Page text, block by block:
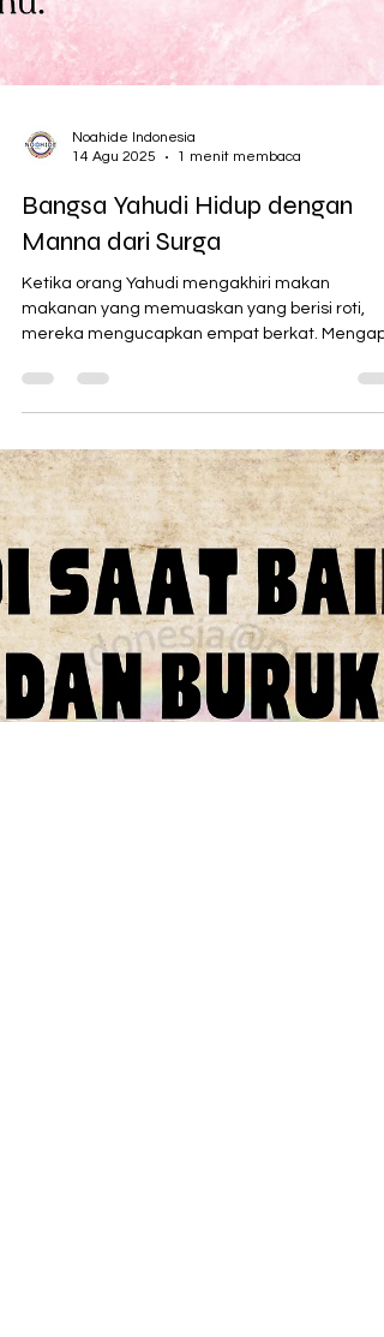
Noahide Indonesia
14 Agu 2025
1 menit membaca
Bangsa Yahudi Hidup dengan
Manna dari Surga
Ketika orang Yahudi mengakhiri makan
makanan yang memuaskan yang berisi roti,
mereka mengucapkan empat berkat.
Karena Taurat...